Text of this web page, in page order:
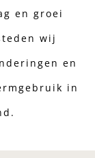
en groei
wij
en
in